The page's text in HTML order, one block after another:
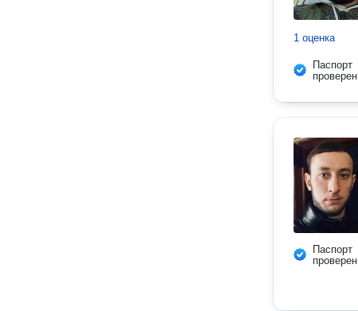
1 оценка
Паспорт
проверен
Паспорт
проверен